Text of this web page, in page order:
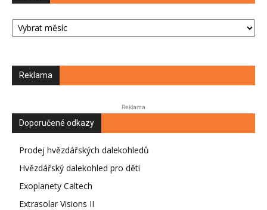
Archiv
Reklama
Reklama
Doporučené odkazy
Prodej hvězdářských dalekohledů
Hvězdářský dalekohled pro děti
Exoplanety Caltech
Extrasolar Visions II